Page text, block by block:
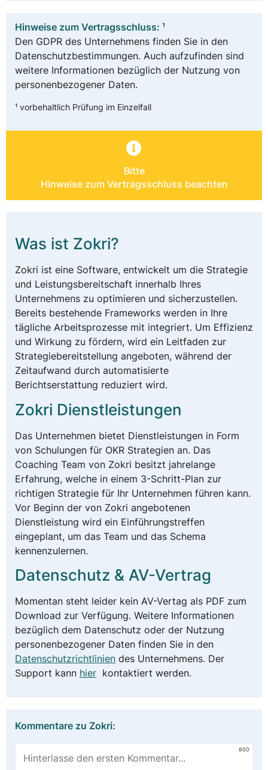
Hinweise zum Vertragsschluss: ¹
Den GDPR des Unternehmens finden Sie in den
Datenschutzbestimmungen. Auch aufzufinden sind
weitere Informationen bezüglich der Nutzung von
personenbezogener Daten.
¹ vorbehaltlich Prüfung im Einzelfall
Bitte
Hinweise zum Vertragsschluss beachten
Was ist Zokri?
Zokri ist eine Software, entwickelt um die Strategie
und Leistungsbereitschaft innerhalb Ihres
Unternehmens zu optimieren und sicherzustellen.
Bereits bestehende Frameworks werden in Ihre
tägliche Arbeitsprozesse mit integriert. Um Effizienz
und Wirkung zu fördern, wird ein Leitfaden zur
Strategiebereitstellung angeboten, während der
Zeitaufwand durch automatisierte
Berichtserstattung reduziert wird.
Zokri Dienstleistungen
Das Unternehmen bietet Dienstleistungen in Form
von Schulungen für OKR Strategien an. Das
Coaching Team von Zokri besitzt jahrelange
Erfahrung, welche in einem 3-Schritt-Plan zur
richtigen Strategie für Ihr Unternehmen führen kann.
Vor Beginn der von Zokri angebotenen
Dienstleistung wird ein Einführungstreffen
eingeplant, um das Team und das Schema
kennenzulernen.
Datenschutz & AV-Vertrag
Momentan steht leider kein AV-Vertag als PDF zum
Download zur Verfügung. Weitere Informationen
bezüglich dem Datenschutz oder der Nutzung
personenbezogener Daten finden Sie in den
Datenschutzrichtlinien des Unternehmens. Der
Support kann hier kontaktiert werden.
Kommentare zu Zokri:
800